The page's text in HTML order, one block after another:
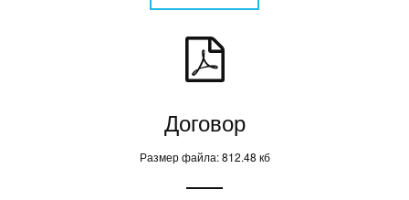
Договор
Размер файла: 812.48 кб